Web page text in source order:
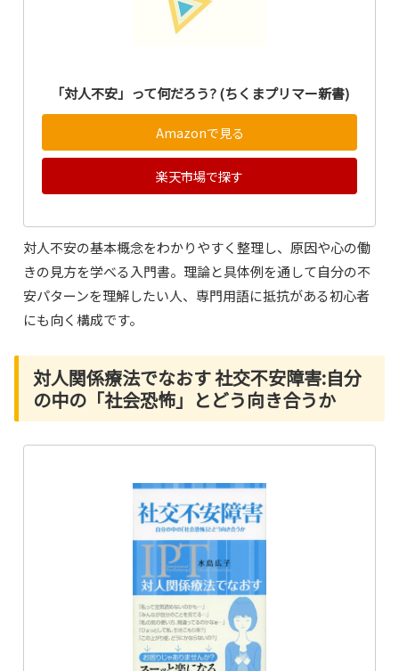
「対人不安」って何だろう? (ちくまプリマー新書)
Amazonで見る
楽天市場で探す
対人不安の基本概念をわかりやすく整理し、原因や心の働
きの見方を学べる入門書。理論と具体例を通して自分の不
安パターンを理解したい人、専門用語に抵抗がある初心者
にも向く構成です。
対人関係療法でなおす 社交不安障害:自分
の中の「社会恐怖」とどう向き合うか